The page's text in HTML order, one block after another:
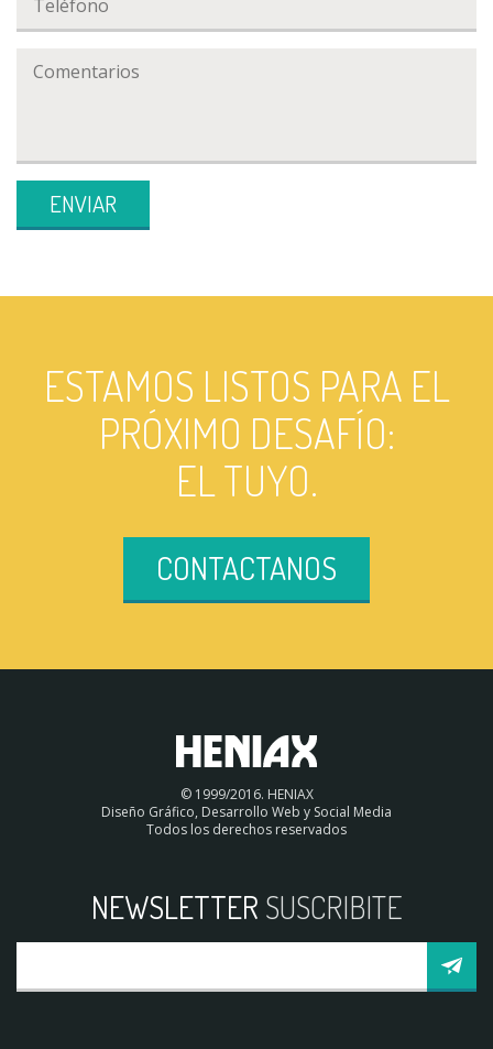
ENVIAR
ESTAMOS LISTOS PARA EL
PRÓXIMO DESAFÍO:
EL TUYO.
CONTACTANOS
© 1999/2016. HENIAX
Diseño Gráfico, Desarrollo Web y Social Media
Todos los derechos reservados
NEWSLETTER SUSCRIBITE